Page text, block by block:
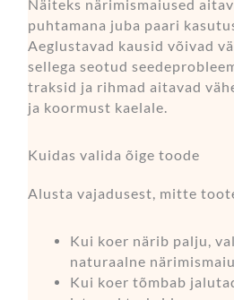
Näiteks närimismaiused
puhtamana juba paari
Aeglustavad kausid võivad
sellega seotud
traksid ja rihmad aitavad
ja koormust kaelale.
Kuidas valida õige toode
Alusta vajadusest, mitte
Kui koer närib palju,
naturaalne
Kui koer tõmbab